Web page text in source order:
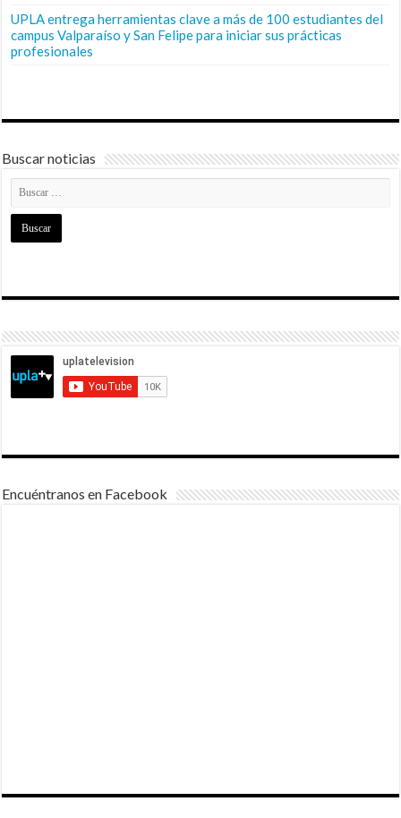
UPLA entrega herramientas clave a más de 100 estudiantes del
campus Valparaíso y San Felipe para iniciar sus prácticas
profesionales
Buscar noticias
Encuéntranos en Facebook